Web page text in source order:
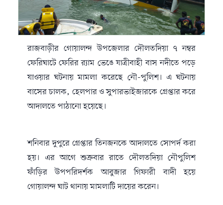
রাজবাড়ীর গোয়ালন্দ উপজেলার দৌলতদিয়া ৭ নম্বর
ফেরিঘাটে ফেরির র‌্যাম ভেঙে যাত্রীবাহী বাস নদীতে পড়ে
যাওয়ার ঘটনায় মামলা করেছে নৌ-পুলিশ। এ ঘটনায়
বাসের চালক, হেলপার ও সুপারভাইজারকে গ্রেপ্তার করে
আদালতে পাঠানো হয়েছে।
শনিবার দুপুরে গ্রেপ্তার তিনজনকে আদালতে সোপর্দ করা
হয়। এর আগে শুক্রবার রাতে দৌলতদিয়া নৌপুলিশ
ফাঁড়ির উপপরিদর্শক আবুজার গিফারী বাদী হয়ে
গোয়ালন্দ ঘাট থানায় মামলাটি দায়ের করেন।